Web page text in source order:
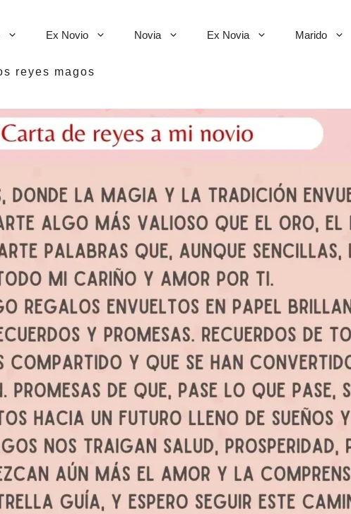
Ex Novio Novia Ex Novia Marido
reyes magos